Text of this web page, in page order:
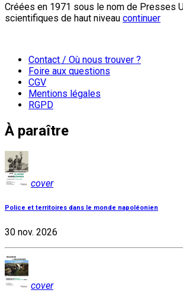
Créées en 1971 sous le nom de Presses
scientifiques de haut niveau continuer
Contact / Où nous trouver ?
Foire aux questions
CGV
Mentions légales
RGPD
À paraître
cover
Police et territoires dans le monde napoléonien
30 nov. 2026
cover